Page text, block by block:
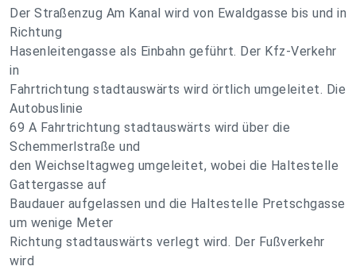
Der Straßenzug Am Kanal wird von Ewaldgasse bis und in
Richtung
Hasenleitengasse als Einbahn geführt. Der Kfz-Verkehr
in
Fahrtrichtung stadtauswärts wird örtlich umgeleitet. Die
Autobuslinie
69 A Fahrtrichtung stadtauswärts wird über die
Schemmerlstraße und
den Weichseltagweg umgeleitet, wobei die Haltestelle
Gattergasse auf
Baudauer aufgelassen und die Haltestelle Pretschgasse
um wenige Meter
Richtung stadtauswärts verlegt wird. Der Fußverkehr
wird